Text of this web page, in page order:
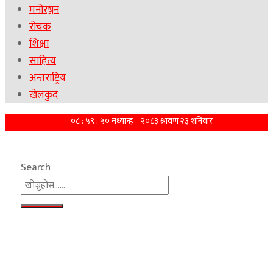
मनोरञ्जन
रोचक
शिक्षा
साहित्य
अन्तराष्ट्रिय
खेलकुद
Search